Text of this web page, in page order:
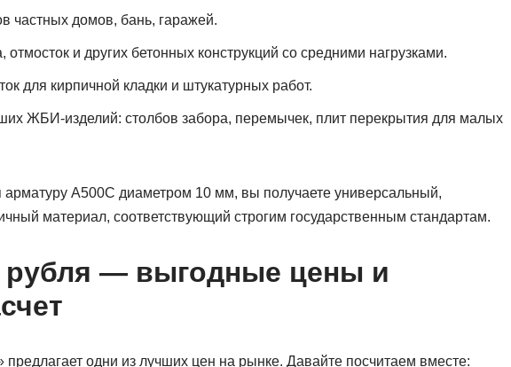
частных домов, бань, гаражей.
и других бетонных конструкций со средними нагрузками.
для кирпичной кладки и штукатурных работ.
ЖБИ-изделий: столбов забора, перемычек, плит перекрытия для малых
арматуру А500С диаметром 10 мм, вы получаете универсальный,
материал, соответствующий строгим государственным стандартам.
рубля — выгодные цены и
предлагает одни из лучших цен на рынке. Давайте посчитаем вместе: